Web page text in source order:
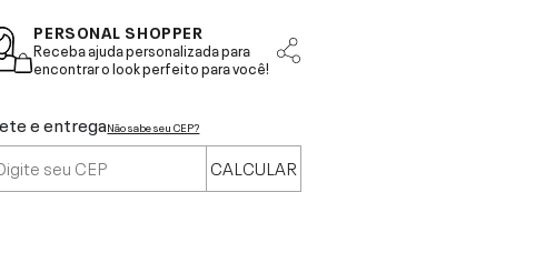
PERSONAL SHOPPER
Receba ajuda personalizada para
encontrar o look perfeito para você!
e entregaNão sabe seu CEP?
CALCULAR